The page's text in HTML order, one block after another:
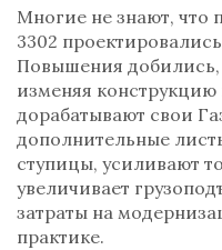
Многие не знают, что
3302
Повышения добились,
изменяя конструкцию
дорабатывают свои
дополнительные
ступицы, усиливают
увеличивает
затраты на
практике.